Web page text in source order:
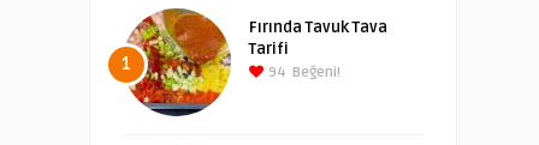
1
Fırında Tavuk Tava
Tarifi
94 Beğeni!